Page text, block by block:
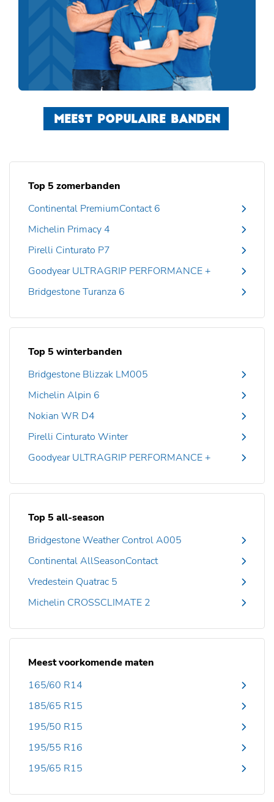
MEEST POPULAIRE BANDEN
Top 5 zomerbanden
Continental PremiumContact 6
Michelin Primacy 4
Pirelli Cinturato P7
Goodyear ULTRAGRIP PERFORMANCE +
Bridgestone Turanza 6
Top 5 winterbanden
Bridgestone Blizzak LM005
Michelin Alpin 6
Nokian WR D4
Pirelli Cinturato Winter
Goodyear ULTRAGRIP PERFORMANCE +
Top 5 all-season
Bridgestone Weather Control A005
Continental AllSeasonContact
Vredestein Quatrac 5
Michelin CROSSCLIMATE 2
Meest voorkomende maten
165/60 R14
185/65 R15
195/50 R15
195/55 R16
195/65 R15